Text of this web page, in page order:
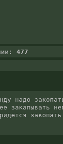
477
надо
закапывать
закопать